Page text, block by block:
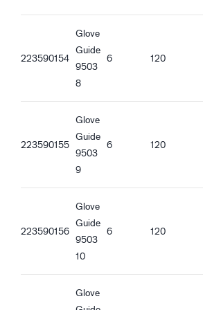
Ergonómiai jellemzők
Szorosan illeszkedő kialakítás
Vízálló tenyérrész
Olajzáró tenyérrész
Kötött mandzsetta
Érintőképernyő funkció
Jó fogás száraz körülmények között
Jó fogás nedves körülmények között
Jó fogás olajos körülmények között
Jó fogás szennyezett körülmények között
223590154
Glove
Guide
9503
8
6 120
223590155
Glove
Guide
9503
9
6 120
223590156
Glove
Guide
9503
10
6 120
Glove